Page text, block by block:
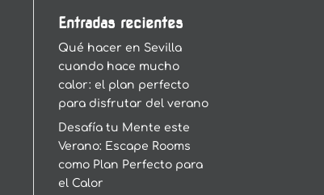
Entradas recientes
Qué hacer en Sevilla
cuando hace mucho
calor: el plan perfecto
para disfrutar del verano
Desafía tu Mente este
Verano: Escape Rooms
como Plan Perfecto para
el Calor